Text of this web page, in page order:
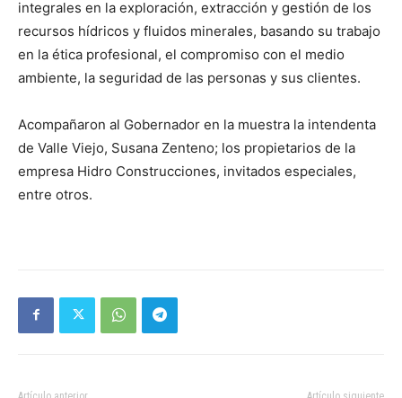
integrales en la exploración, extracción y gestión de los
recursos hídricos y fluidos minerales, basando su trabajo
en la ética profesional, el compromiso con el medio
ambiente, la seguridad de las personas y sus clientes.
Acompañaron al Gobernador en la muestra la intendenta
de Valle Viejo, Susana Zenteno; los propietarios de la
empresa Hidro Construcciones, invitados especiales,
entre otros.